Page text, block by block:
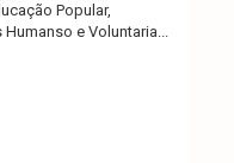
Popular,
e Voluntaria...